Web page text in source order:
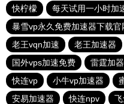
快柠檬
每天试用一小时加
暴雪vp永久免费加速器下载官
老王vqn加速
老王加速器
国外vps加速免费
雷霆加
快连vp
小牛vp加速器
安易加速器
快连npv